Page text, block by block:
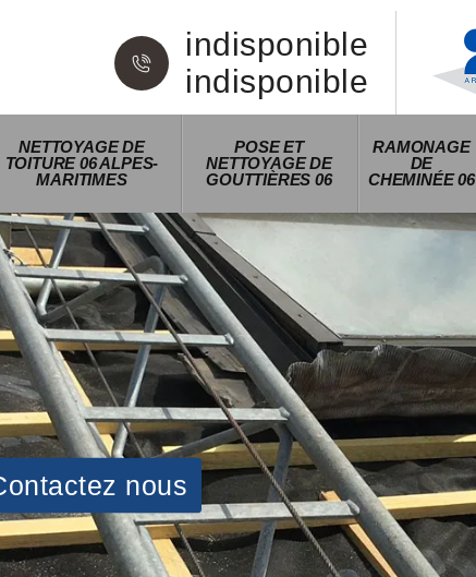
indisponible
indisponible
NETTOYAGE DE
TOITURE 06 ALPES-
MARITIMES
POSE ET
NETTOYAGE DE
GOUTTIÈRES 06
RAMONAGE
DE
CHEMINÉE 06
nous